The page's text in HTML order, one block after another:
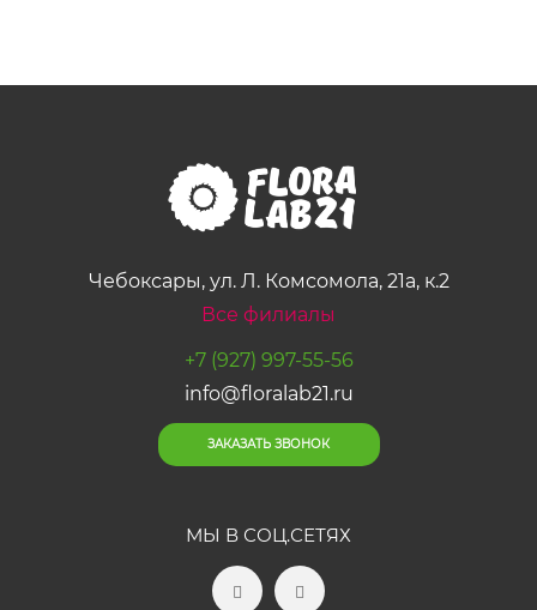
Чебоксары, ул. Л. Комсомола, 21а, к.2
Все филиалы
+7 (927) 997-55-56
info@floralab21.ru
ЗАКАЗАТЬ ЗВОНОК
МЫ В СОЦ.СЕТЯХ